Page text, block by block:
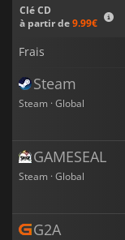
Clé CD
à partir de9.99€
Frais
Steam
Steam · Global
GAMESEAL
Steam · Global
G2A